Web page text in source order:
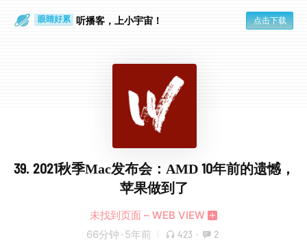
眼睛好累 听播客，上小宇宙！ 点击下载
39. 2021秋季Mac发布会：AMD 10年前的遗憾，
苹果做到了
未找到页面 – WEB VIEW
66分钟 · 5年前 423 · 2